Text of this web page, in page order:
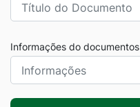
Informações do documentos